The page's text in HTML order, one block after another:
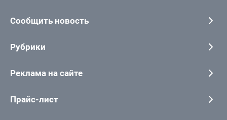
Сообщить новость
Рубрики
Реклама на сайте
Прайс-лист